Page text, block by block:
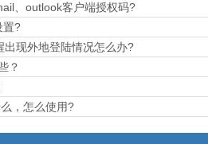
、outlook客户端授权码?
置?
出现外地登陆情况怎么办?
？
，怎么使用?